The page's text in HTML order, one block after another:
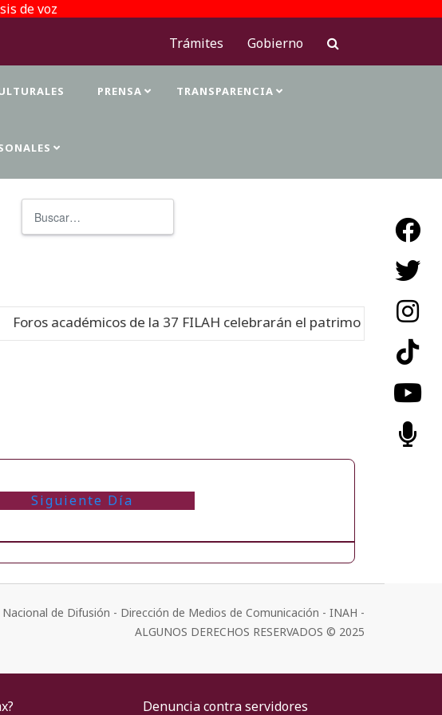
de voz
Trámites
Gobierno
PRENSA TRANSPARENCIA
académicos de la 37 FILAH celebrarán el patrimonio cultural
Siguiente Día
de Difusión - Dirección de Medios de Comunicación - INAH -
ALGUNOS DERECHOS RESERVADOS © 2025
Denuncia contra servidores